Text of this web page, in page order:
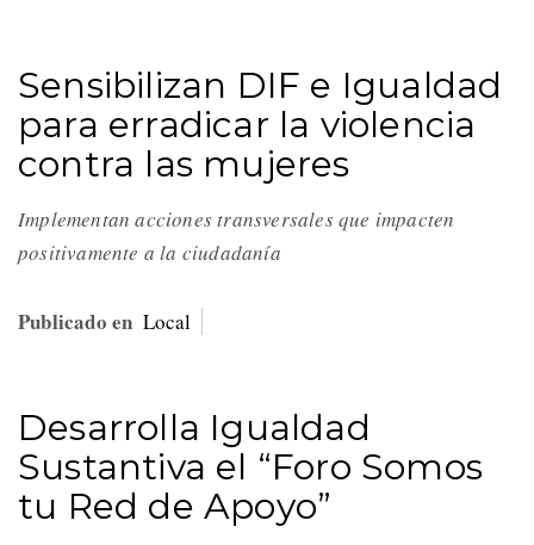
Sensibilizan DIF e Igualdad
para erradicar la violencia
contra las mujeres
Implementan acciones transversales que impacten
positivamente a la ciudadanía
Publicado en Local
Desarrolla Igualdad
Sustantiva el “Foro Somos
tu Red de Apoyo”